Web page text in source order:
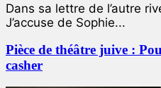
Dans sa lettre de l’autre
J’accuse de Sophie...
Pièce de théâtre juive :
casher